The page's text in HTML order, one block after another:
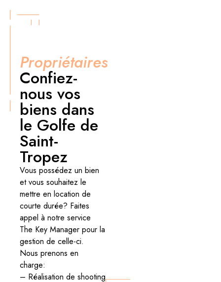
Propriétaires
Confiez-
nous vos
biens dans
le Golfe de
Saint-
Tropez
Vous possédez un bien
et vous souhaitez le
mettre en location de
courte durée? Faites
appel à notre service
The Key Manager pour la
gestion de celle-ci.
Nous prenons en
charge:
– Réalisation de shooting